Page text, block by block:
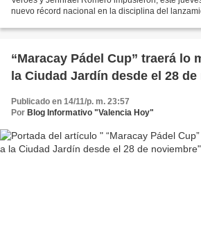
nuevo récord nacional en la disciplina del
“Maracay Pádel Cup” traerá lo
la Ciudad Jardín desde el 28
Publicado en 14/11/p. m. 23:57
Por Blog Informativo "Valencia Hoy"